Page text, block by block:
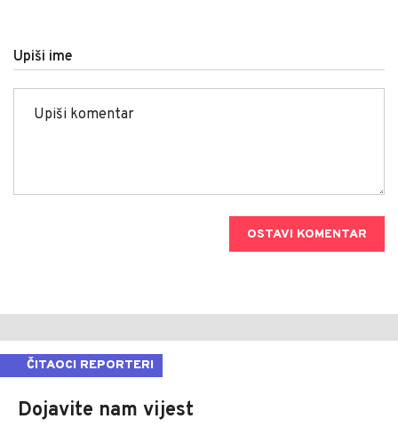
Upiši ime
OSTAVI KOMENTAR
ČITAOCI REPORTERI
Dojavite nam vijest